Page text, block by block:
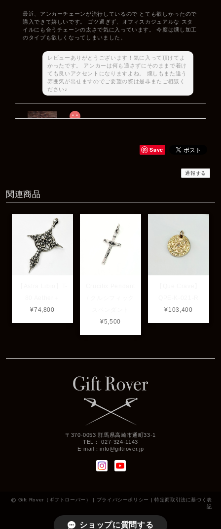
最近、アンカーチェーンが流行しているので とても欲しかったので
購入できて嬉しいです。 ゴツ過ぎず、オフィスカジュアルな スタ
イルにも合うチェーンの太さで気に入っています。 今度は燻し加工
のタイプも欲しくなってしまいました。
レビューありがとうございます！気に入って頂けてよ
かったです。 アンカーは何も通さずにそのままで着け
ても良いアクセントになりますよね。 燻しもまた違う
雰囲気が出せますのでご要望の際は是非またご相談く
ださい♪
Save
通報する
関連商品
¥74,800
¥5,500
¥103,400
〒370-0053 群馬県高崎市通町33-1
TEL： 027-324-1143
E-mail：info@giftrover.jp
Gift Rover（ギフトローバー） | プライバシーポリシー | 特定商取引法に基づく表
記
ショップに質問する